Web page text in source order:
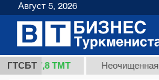
ГТСБТ
37,8 ТМТ Неочищенная
Август 5, 2026